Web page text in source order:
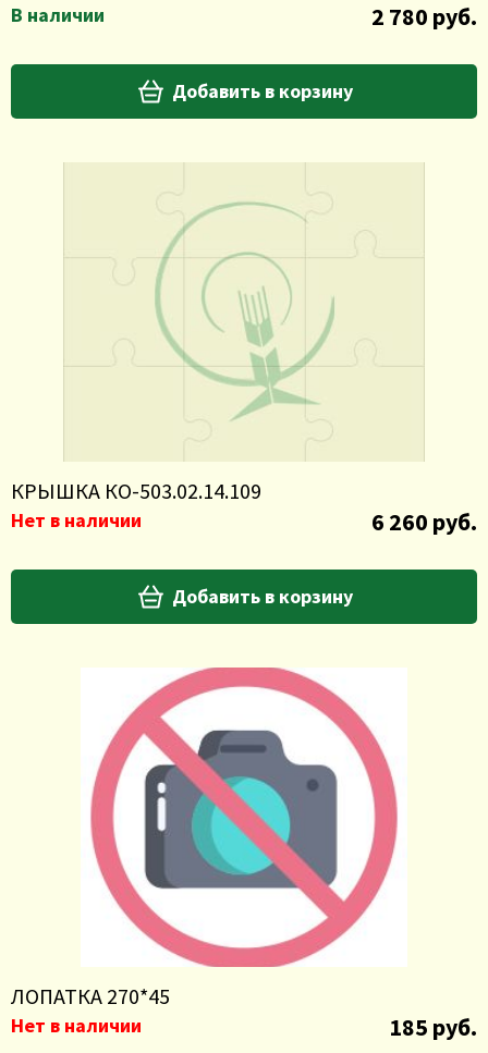
В наличии 2 780 руб.
Добавить в корзину
КРЫШКА КО-503.02.14.109
Нет в наличии 6 260 руб.
Добавить в корзину
ЛОПАТКА 270*45
Нет в наличии 185 руб.